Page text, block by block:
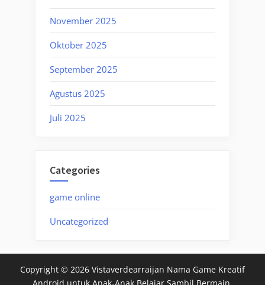
November 2025
Oktober 2025
September 2025
Agustus 2025
Juli 2025
Categories
game online
Uncategorized
Copyright © 2026 Vistaverdearraijan Nama Game Kreatif